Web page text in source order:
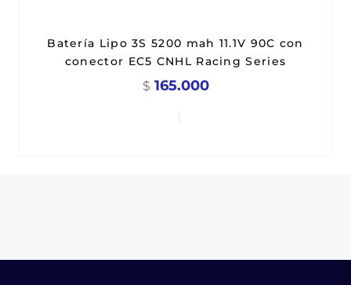
Batería Lipo 3S 5200 mah 11.1V 90C con
conector EC5 CNHL Racing Series
$ 165.000